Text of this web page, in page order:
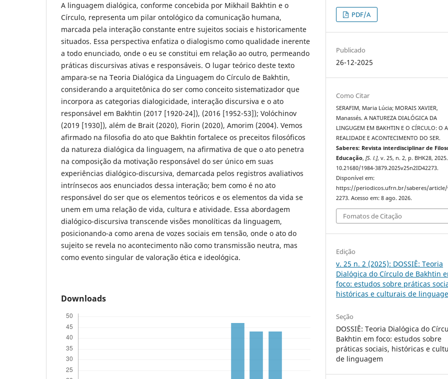
A linguagem dialógica, conforme concebida por Mikhail Bakhtin e o
Círculo, representa um pilar ontológico da comunicação humana,
marcada pela interação constante entre sujeitos sociais e historicamente
situados. Essa perspectiva enfatiza o dialogismo como qualidade inerente
a todo enunciado, onde o eu se constitui em relação ao outro, permeando
práticas discursivas ativas e responsáveis. O lugar teórico deste texto
ampara-se na Teoria Dialógica da Linguagem do Círculo de Bakhtin,
considerando a arquitetônica do ser como conceito sistematizador que
incorpora as categorias dialogicidade, interação discursiva e o ato
responsável em Bakhtin (2017 [1920-24]), (2016 [1952-53]); Volóchinov
(2019 [1930]), além de Brait (2020), Fiorin (2020), Amorim (2004). Vemos
afirmado na filosofia do ato que Bakhtin fortalece os preceitos filosóficos
da natureza dialógica da linguagem, na afirmativa de que o ato penetra
na composição da motivação responsável do ser único em suas
experiências dialógico-discursiva, demarcada pelos registros avaliativos
intrínsecos aos enunciados dessa interação; bem como é no ato
responsável do ser que os elementos teóricos e os elementos da vida se
unem em uma relação de vida, cultura e atividade. Essa abordagem
dialógico-discursiva transcende visões monolíticas da linguagem,
posicionando-a como arena de vozes sociais em tensão, onde o ato do
sujeito se revela no acontecimento não como transmissão neutra, mas
como evento singular de valoração ética e ideológica.
Downloads
PDF/A
Publicado
26-12-2025
Como Citar
SERAFIM, Maria Lúcia; MORAIS XAVIER,
Manassés. A NATUREZA DIALÓGICA DA
LINGUGEM EM BAKHTIN E O CÍRCULO: O
REALIDADE E ACONTECIMENTO DO SER.
Saberes: Revista interdisciplinar de
Educação,[S. l.], v. 25, n. 2, p. BHK28,
10.21680/1984-3879.2025v25n2ID42273.
Disponível em:
https://periodicos.ufrn.br/saberes/
2273. Acesso em: 8 ago. 2026.
Fomatos de Citação
Edição
v. 25 n. 2 (2025): DOSSIÊ: Teoria
Dialógica do Círculo de Bakhtin
foco: estudos sobre práticas
históricas e culturais de
Seção
DOSSIÊ: Teoria Dialógica do
Bakhtin em foco: estudos sobre
práticas sociais, históricas e
de linguagem